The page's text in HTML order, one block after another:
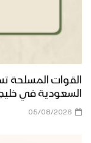
السعودية في
05/08/2026